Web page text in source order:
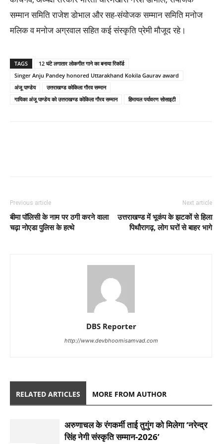
सम्मान समिति राजेश डोभाल और सह-संयोजक सम्मान समिति मनोज
मलिक व मनोज अग्रवाल सहित कई संस्कृति प्रेमी मौजूद रहे।
TAGS
12 घंटे लगातार लोकगीत गाने का बनाया रिकॉर्ड
Singer Anju Pandey honored Uttarakhand Kokila Gaurav award
अंजू पाण्डेय
उत्तराखण्ड कोकिला गौरव सम्मान
गायिका अंजू पाण्डेय को उत्तराखण्ड कोकिला गौरव सम्मान
हिमायल पर्यावरण सोसाइटी
Previous article
बीमा पॉलिसी के नाम पर ठगी करने वाला
चढ़ा नोएडा पुलिस के हत्थे
Next article
उत्तराखण्ड में भूकंप के झटकों से हिला
पिथौरागढ़, लोग घरों से बाहर भागे
DBS Reporter
http://www.devbhoomisamvad.com
RELATED ARTICLES MORE FROM AUTHOR
अरुणाचल के रंगकर्मी ताई तुगुंग को मिलेगा ‘नरेन्द्र
सिंह नेगी संस्कृति सम्मान-2026’